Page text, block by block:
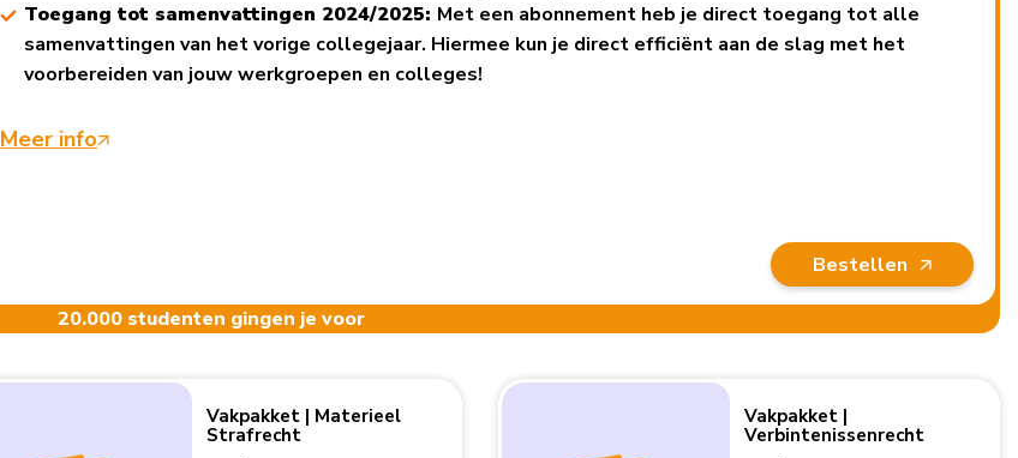
Toegang tot samenvattingen 2024/2025: Met een abonnement heb je direct toegang tot alle
samenvattingen van het vorige collegejaar. Hiermee kun je direct efficiënt aan de slag met het
voorbereiden van jouw werkgroepen en colleges!
Meer info
Bestellen
20.000 studenten gingen je voor
Vakpakket | Materieel
Strafrecht
Vakpakket |
Verbintenissenrecht